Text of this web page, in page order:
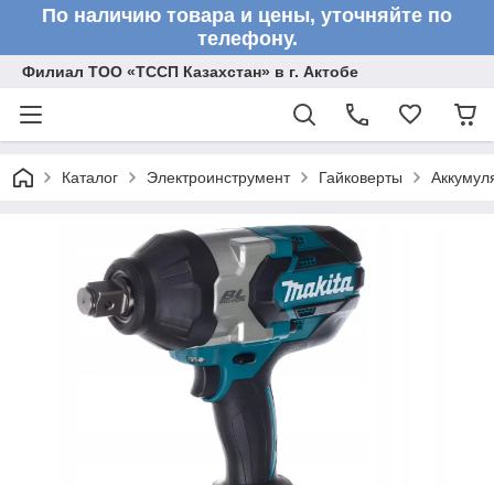
По наличию товара и цены, уточняйте по
телефону.
Филиал ТОО «ТССП Казахстан» в г. Актобе
Каталог Электроинструмент Гайковерты